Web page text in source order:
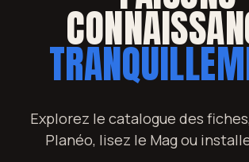
Explorez le catalogue des
Planéo, lisez le Mag ou